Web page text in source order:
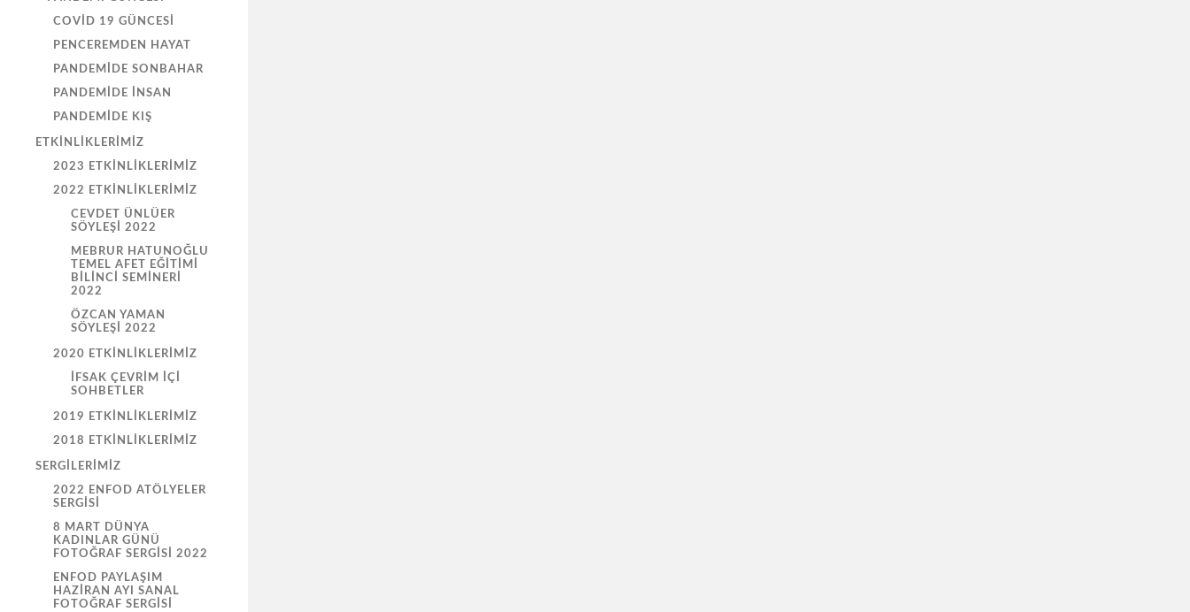
COVID 19 GÜNCESI
PENCEREMDEN HAYAT
PANDEMIDE SONBAHAR
PANDEMIDE İNSAN
PANDEMIDE KIŞ
ETKINLIKLERIMIZ
2023 ETKINLIKLERIMIZ
2022 ETKINLIKLERIMIZ
CEVDET ÜNLÜER
SÖYLEŞİ 2022
MEBRUR HATUNOĞLU
TEMEL AFET EĞİTİMİ
BİLİNCİ SEMİNERİ
2022
ÖZCAN YAMAN
SÖYLEŞİ 2022
2020 ETKINLIKLERIMIZ
İFSAK ÇEVRIM İÇI
SOHBETLER
2019 ETKINLIKLERIMIZ
2018 ETKINLIKLERIMIZ
SERGILERIMIZ
2022 ENFOD ATÖLYELER
SERGISI
8 MART DÜNYA
KADINLAR GÜNÜ
FOTOĞRAF SERGISI 2022
ENFOD PAYLAŞIM
HAZİRAN AYI SANAL
FOTOĞRAF SERGİSİ